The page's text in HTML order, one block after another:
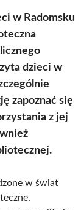
w Radomsku
dzieci w
zapoznać się
z jej
w świat